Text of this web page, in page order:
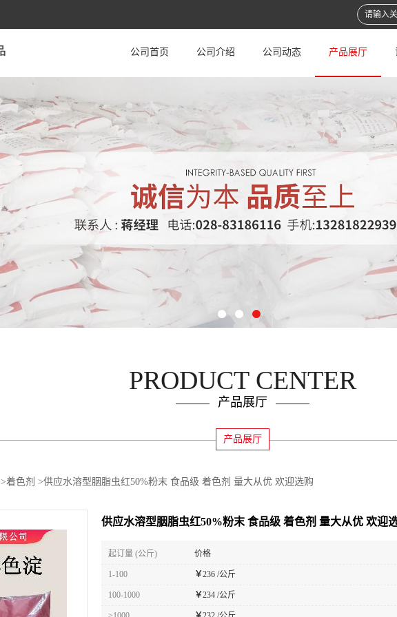
公司首页 公司介绍 公司动态 产品展厅
PRODUCT CENTER
产品展厅
产品展厅
>着色剂 >供应水溶型胭脂虫红50%粉末 食品级 着色剂 量大从优 欢迎选购
供应水溶型胭脂虫红50%粉末 食品级 着色剂 量大从优 欢迎
起订量 (公斤) 价格
1-100 ￥236 /公斤
100-1000 ￥234 /公斤